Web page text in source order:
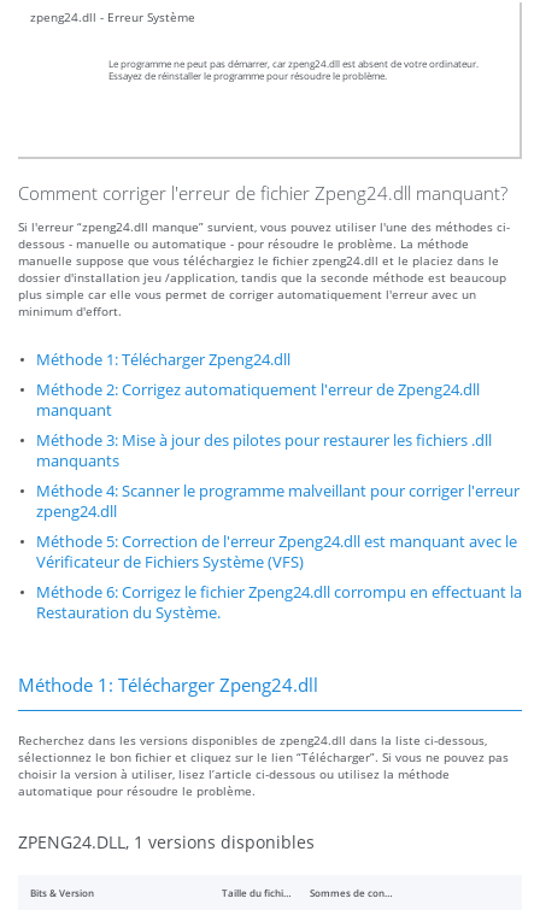
zpeng24.dll - Erreur Système
Le programme ne peut pas démarrer, car zpeng24.dll est absent de votre ordinateur.
Essayez de réinstaller le programme pour résoudre le problème.
Comment corriger l'erreur de fichier Zpeng24.dll manquant?
Si l'erreur “zpeng24.dll manque” survient, vous pouvez utiliser l'une des méthodes ci-
dessous - manuelle ou automatique - pour résoudre le problème. La méthode
manuelle suppose que vous téléchargiez le fichier zpeng24.dll et le placiez dans le
dossier d'installation jeu /application, tandis que la seconde méthode est beaucoup
plus simple car elle vous permet de corriger automatiquement l'erreur avec un
minimum d'effort.
Méthode 1: Télécharger Zpeng24.dll
Méthode 2: Corrigez automatiquement l'erreur de Zpeng24.dll
manquant
Méthode 3: Mise à jour des pilotes pour restaurer les fichiers .dll
manquants
Méthode 4: Scanner le programme malveillant pour corriger l'erreur
zpeng24.dll
Méthode 5: Correction de l'erreur Zpeng24.dll est manquant avec le
Vérificateur de Fichiers Système (VFS)
Méthode 6: Corrigez le fichier Zpeng24.dll corrompu en effectuant la
Restauration du Système.
Méthode 1: Télécharger Zpeng24.dll
Recherchez dans les versions disponibles de zpeng24.dll dans la liste ci-dessous,
sélectionnez le bon fichier et cliquez sur le lien “Télécharger”. Si vous ne pouvez pas
choisir la version à utiliser, lisez l’article ci-dessous ou utilisez la méthode
automatique pour résoudre le problème.
ZPENG24.DLL, 1 versions disponibles
Bits & Version Taille du fichier Sommes de contrôle